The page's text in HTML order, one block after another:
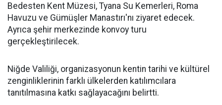
Bedesten Kent Müzesi, Tyana Su Kemerleri, Roma
Havuzu ve Gümüşler Manastırı'nı ziyaret edecek.
Ayrıca şehir merkezinde konvoy turu
gerçekleştirilecek.
Niğde Valiliği, organizasyonun kentin tarihi ve kültürel
zenginliklerinin farklı ülkelerden katılımcılara
tanıtılmasına katkı sağlayacağını belirtti.